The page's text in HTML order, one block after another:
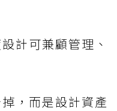
計可兼顧管理、
，而是設計資產